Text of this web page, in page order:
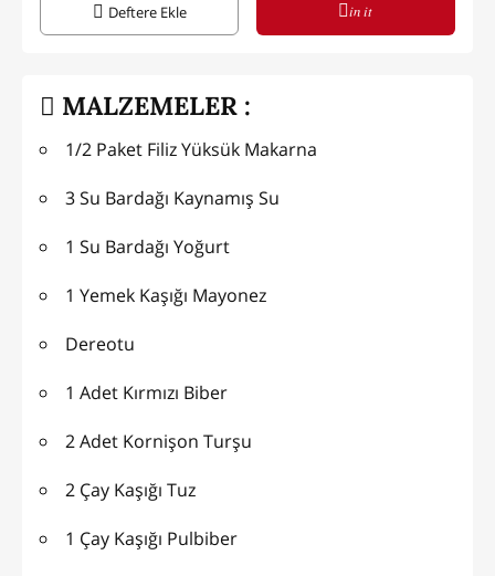
Deftere Ekle in it
MALZEMELER :
1/2 Paket Filiz Yüksük Makarna
3 Su Bardağı Kaynamış Su
1 Su Bardağı Yoğurt
1 Yemek Kaşığı Mayonez
Dereotu
1 Adet Kırmızı Biber
2 Adet Kornişon Turşu
2 Çay Kaşığı Tuz
1 Çay Kaşığı Pulbiber